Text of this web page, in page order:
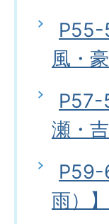
P55-
風・
P57-
瀬・
P59-
雨）】